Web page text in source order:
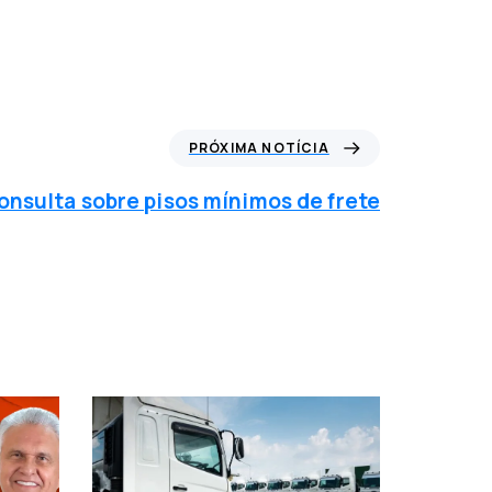
PRÓXIMA NOTÍCIA
sobre pisos mínimos de frete